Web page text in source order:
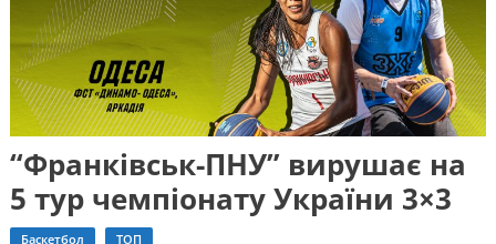
“Франківськ-ПНУ” вирушає на
5 тур чемпіонату України 3×3
Баскетбол ТОП